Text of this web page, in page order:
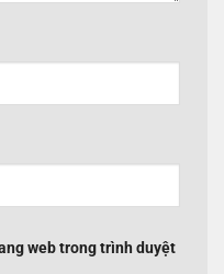
web trong trình duyệt